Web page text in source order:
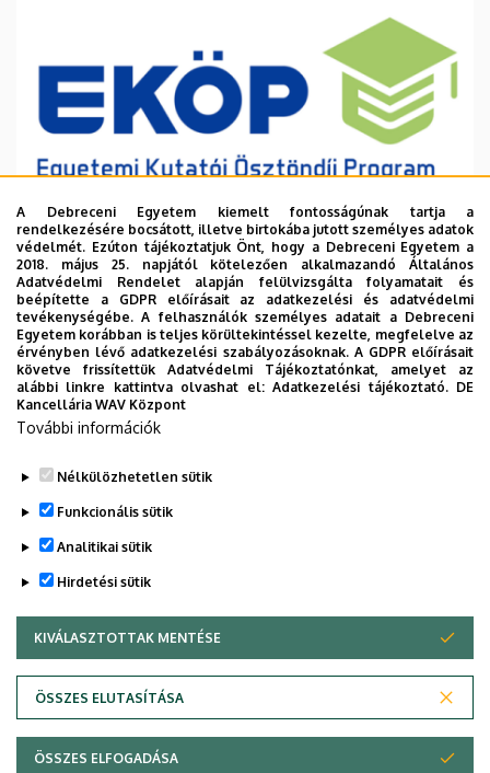
2026. augusztus 6.
Ösztöndíj a tudományos munka
támogatására
INTÉZMÉNYI TUDOMÁNY
Adatvédelem
A Debreceni Egyetem kiemelt fontosságúnak tartja a
rendelkezésére bocsátott, illetve birtokába jutott személyes adatok
védelmét. Ezúton tájékoztatjuk Önt, hogy a Debreceni Egyetem a
2018. május 25. napjától kötelezően alkalmazandó Általános
Adatvédelmi Rendelet alapján felülvizsgálta folyamatait és
beépítette a GDPR előírásait az adatkezelési és adatvédelmi
tevékenységébe. A felhasználók személyes adatait a Debreceni
Egyetem korábban is teljes körültekintéssel kezelte, megfelelve az
érvényben lévő adatkezelési szabályozásoknak. A GDPR előírásait
követve frissítettük Adatvédelmi Tájékoztatónkat, amelyet az
alábbi linkre kattintva olvashat el:Adatkezelési tájékoztató. DE
Kancellária WAV Központ
További információk
Nélkülözhetetlen sütik
Funkcionális sütik
Analitikai sütik
Hirdetési sütik
KIVÁLASZTOTTAK MENTÉSE
ÖSSZES ELUTASÍTÁSA
WITHDRAW CONSENT
ÖSSZES ELFOGADÁSA